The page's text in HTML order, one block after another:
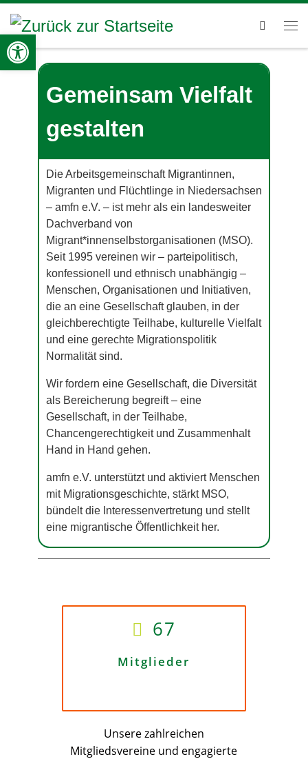
Zum Inhalt springen
Search
Gemeinsam Vielfalt
gestalten
Die Arbeitsgemeinschaft Migrantinnen,
Migranten und Flüchtlinge in Niedersachsen
– amfn e.V. – ist mehr als ein landesweiter
Dachverband von
Migrant*innenselbstorganisationen (MSO).
Seit 1995 vereinen wir – parteipolitisch,
konfessionell und ethnisch unabhängig –
Menschen, Organisationen und Initiativen,
die an eine Gesellschaft glauben, in der
gleichberechtigte Teilhabe, kulturelle Vielfalt
und eine gerechte Migrationspolitik
Normalität sind.
Wir fordern eine Gesellschaft, die Diversität
als Bereicherung begreift – eine
Gesellschaft, in der Teilhabe,
Chancengerechtigkeit und Zusammenhalt
Hand in Hand gehen.
amfn e.V. unterstützt und aktiviert Menschen
mit Migrationsgeschichte, stärkt MSO,
bündelt die Interessenvertretung und stellt
eine migrantische Öffentlichkeit her.
67
Mitglieder
Unsere zahlreichen
Mitgliedsvereine und engagierte
Werkzeugleiste öffnen